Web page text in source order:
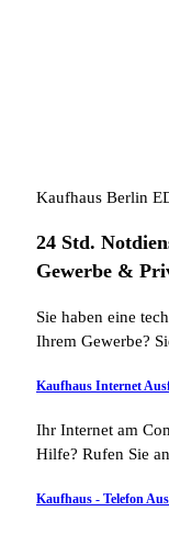
Kaufhaus Berlin
24 Std.
Gewerbe &
Sie haben eine
Ihrem Gewerbe?
Kaufhaus Internet
Ihr Internet am
Hilfe? Rufen Sie
Kaufhaus - Telefon